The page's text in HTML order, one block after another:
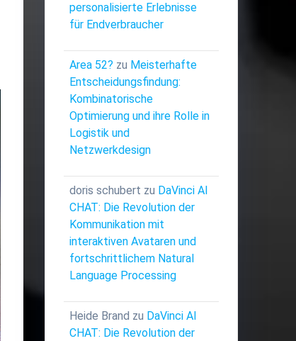
personalisierte Erlebnisse
für Endverbraucher
Area 52? zu Meisterhafte
Entscheidungsfindung:
Kombinatorische
Optimierung und ihre Rolle in
Logistik und
Netzwerkdesign
doris schubert zu DaVinci AI
CHAT: Die Revolution der
Kommunikation mit
interaktiven Avataren und
fortschrittlichem Natural
Language Processing
Heide Brand zu DaVinci AI
CHAT: Die Revolution der